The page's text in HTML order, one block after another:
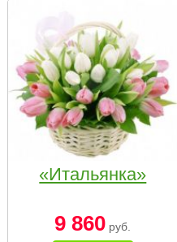
«Итальянка»
9 860 руб.